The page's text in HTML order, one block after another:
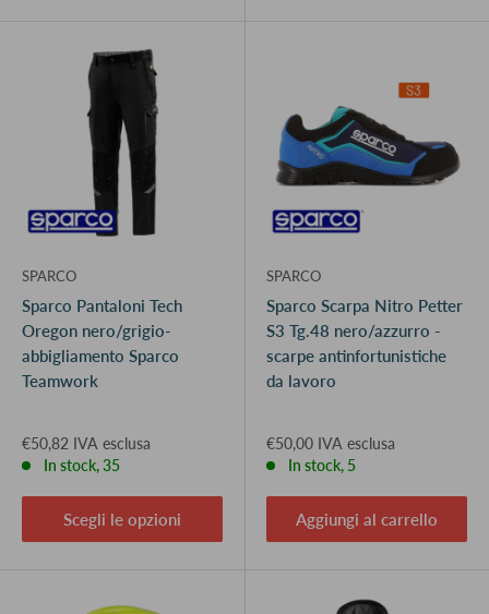
SPARCO
Sparco Pantaloni Tech
Oregon nero/grigio-
abbigliamento Sparco
Teamwork
€50,82 IVA esclusa
In stock, 35
Scegli le opzioni
SPARCO
Sparco Scarpa Nitro Petter
S3 Tg.48 nero/azzurro -
scarpe antinfortunistiche
da lavoro
€50,00 IVA esclusa
In stock, 5
Aggiungi al carrello